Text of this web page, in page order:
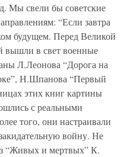
Мы свели бы советские
“Если завтра
будущем. Перед Великой
вышли в свет военные
Л.Леонова “Дорога на
Н.Шпанова “Первый
этих книг картины
с реальными
того, они настраивали
войну. Не
“Живых и мертвых” К.